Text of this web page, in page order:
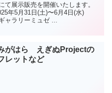
展示販売を開催いたします。
年5月31日(土)〜6月4日(水)
ャラリーミュゼ ...
がはら えぎぬProjectの
レットなど